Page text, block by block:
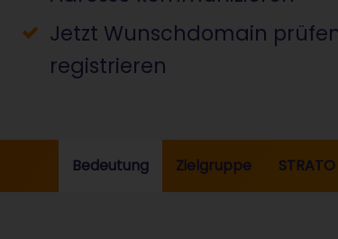
Jetzt Wunschdomain
registrieren
Bedeutung Zielgruppe